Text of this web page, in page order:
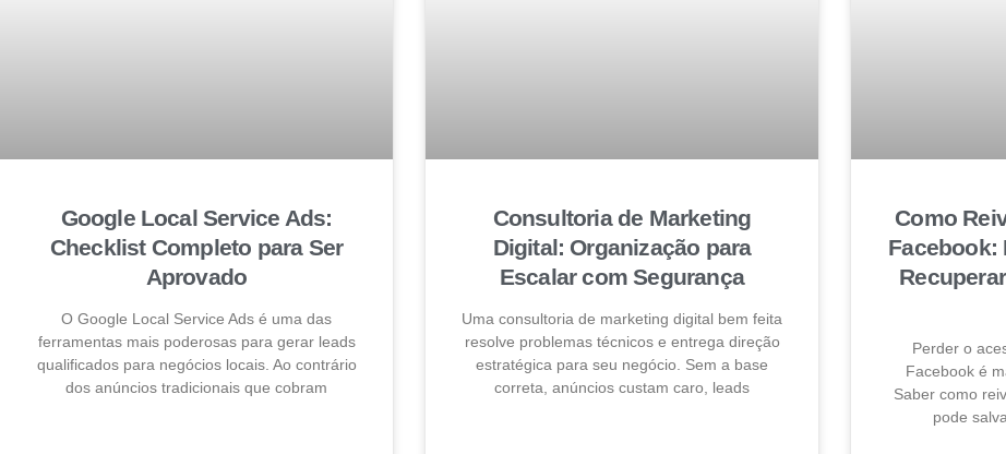
Google Local Service Ads:
Checklist Completo para Ser
Aprovado
O Google Local Service Ads é uma das
ferramentas mais poderosas para gerar leads
qualificados para negócios locais. Ao contrário
dos anúncios tradicionais que cobram
Consultoria de Marketing
Digital: Organização para
Escalar com Segurança
Uma consultoria de marketing digital bem feita
resolve problemas técnicos e entrega direção
estratégica para seu negócio. Sem a base
correta, anúncios custam caro, leads
Como
Facebook:
Perder o
Facebook é
Saber como
pode